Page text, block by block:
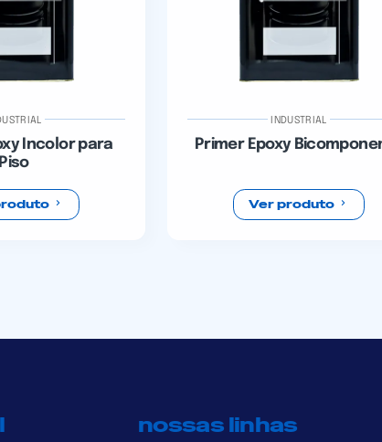
Incolor para
Piso
INDUSTRIAL
Primer Epoxy
Ver produto
nossas linhas